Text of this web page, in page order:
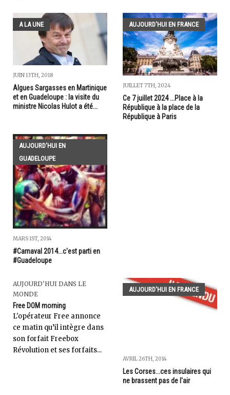
A LA UNE
JUIN 13TH, 2018
Algues Sargasses en Martinique
et en Guadeloupe : la visite du
ministre Nicolas Hulot a été...
AUJOURD'HUI EN FRANCE
JUILLET 7TH, 2024
Ce 7 juillet 2024 ...Place à la
République à la place de la
République à Paris
AUJOURD'HUI EN
GUADELOUPE
MARS 1ST, 2014
#Carnaval 2014...c'est parti en
#Guadeloupe
AUJOURD'HUI DANS LE
MONDE
Free DOM morning
L'opérateur Free annonce
ce matin qu’il intègre dans
son forfait Freebox
Révolution et ses forfaits...
AUJOURD'HUI EN FRANCE
AVRIL 26TH, 2014
Les Corses...ces insulaires qui
ne brassent pas de l'air